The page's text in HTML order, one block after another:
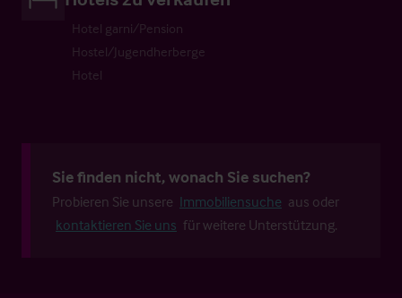
Hotel garni/Pension
Hostel/Jugendherberge
Hotel
Sie finden nicht, wonach Sie suchen?
Probieren Sie unsere Immobiliensuche aus oder
kontaktieren Sie uns für weitere Unterstützung.